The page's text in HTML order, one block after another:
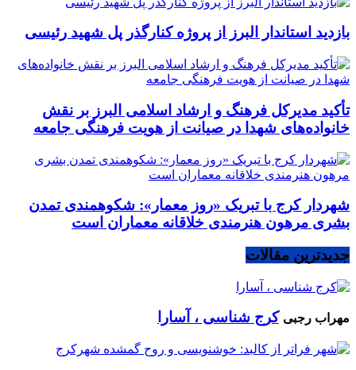
بازدید استاندار البرز از پروژه کنارگذر پل شهید رئیسی
تأکید مدیرکل فرهنگ و ارشاد اسلامی البرز بر نقش
خانواده‌های شهدا در صیانت از هویت فرهنگی جامعه
شهردار کرج با تبریک «روز معمار»: شکوهمندی تمدن
بشری مرهون هنرمندی خلاقانه معماران است
جدیدترین مقالات
مهراب رجبی کرج شناسی ، آسارا